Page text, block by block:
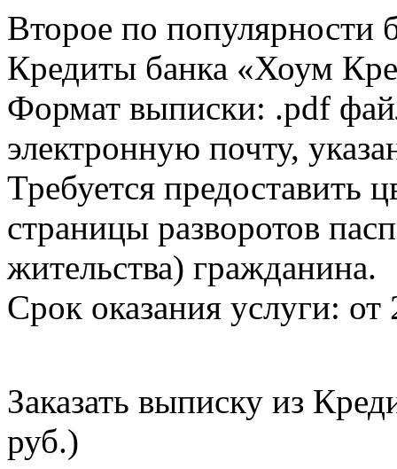
Второе по популярности
Кредиты банка «Хоум
Формат выписки: .pdf
электронную почту,
Требуется предоставить
страницы разворотов
жительства) гражданина.
Срок оказания услуги: от
Заказать выписку из
руб.)